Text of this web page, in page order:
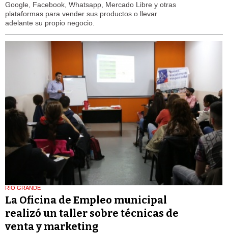
Google, Facebook, Whatsapp, Mercado Libre y otras
plataformas para vender sus productos o llevar
adelante su propio negocio.
RIO GRANDE
La Oficina de Empleo municipal
realizó un taller sobre técnicas de
venta y marketing